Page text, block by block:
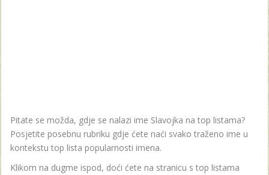
Pitate se možda, gdje se nalazi ime Slavojka na top listama?
Posjetite posebnu rubriku gdje ćete naći svako traženo ime u
kontekstu top lista popularnosti imena.
Klikom na dugme ispod, doći ćete na stranicu s top listama